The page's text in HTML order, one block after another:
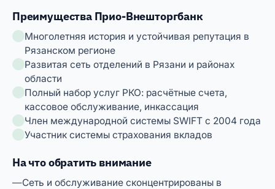
Преимущества Прио-Внешторгбанк
Многолетняя история и устойчивая репутация в
Рязанском регионе
Развитая сеть отделений в Рязани и районах
области
Полный набор услуг РКО: расчётные счета,
кассовое обслуживание, инкассация
Член международной системы SWIFT с 2004 года
Участник системы страхования вкладов
На что обратить внимание
Сеть и обслуживание сконцентрированы в